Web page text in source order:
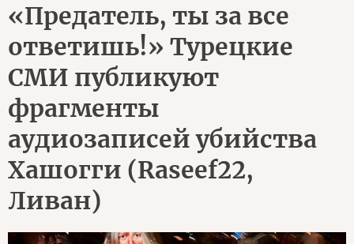
«Предатель, ты за все
ответишь!» Турецкие
СМИ публикуют
фрагменты
аудиозаписей убийства
Хашогги (Raseef22,
Ливан)